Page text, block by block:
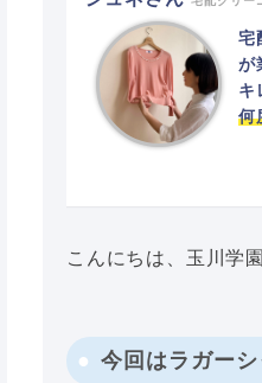
宅
が
キ
何
こんにちは、玉川学
今回はラガーシ